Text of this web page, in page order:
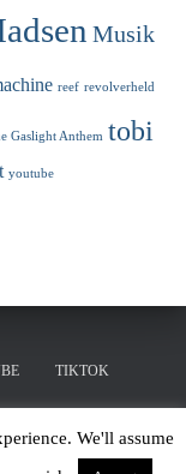
Musik
reef revolverheld
Gaslight Anthem tobi
youtube
TIKTOK
We'll assume